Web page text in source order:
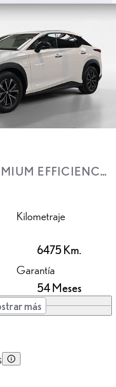
EFFICIENCY
Kilometraje
6475 Km.
Garantía
54 Meses
más